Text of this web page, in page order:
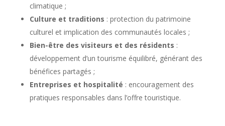
climatique ;
Culture et traditions : protection du patrimoine
culturel et implication des communautés locales ;
Bien-être des visiteurs et des résidents :
développement d’un tourisme équilibré, générant des
bénéfices partagés ;
Entreprises et hospitalité : encouragement des
pratiques responsables dans l’offre touristique.